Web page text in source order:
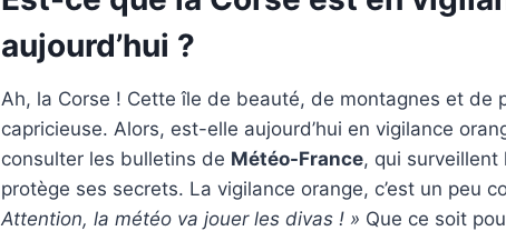
aujourd’hui ?
Ah, la Corse ! Cette île de beauté, de montagnes et de
capricieuse. Alors, est-elle aujourd’hui en vigilance
consulter les bulletins de Météo-France, qui surveillent
protège ses secrets. La vigilance orange, c’est un peu
Attention, la météo va jouer les divas ! » Que ce soit